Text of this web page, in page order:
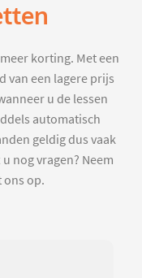
korting. Met een
van een lagere prijs
u de lessen
automatisch
geldig dus vaak
nog vragen? Neem
ons op.